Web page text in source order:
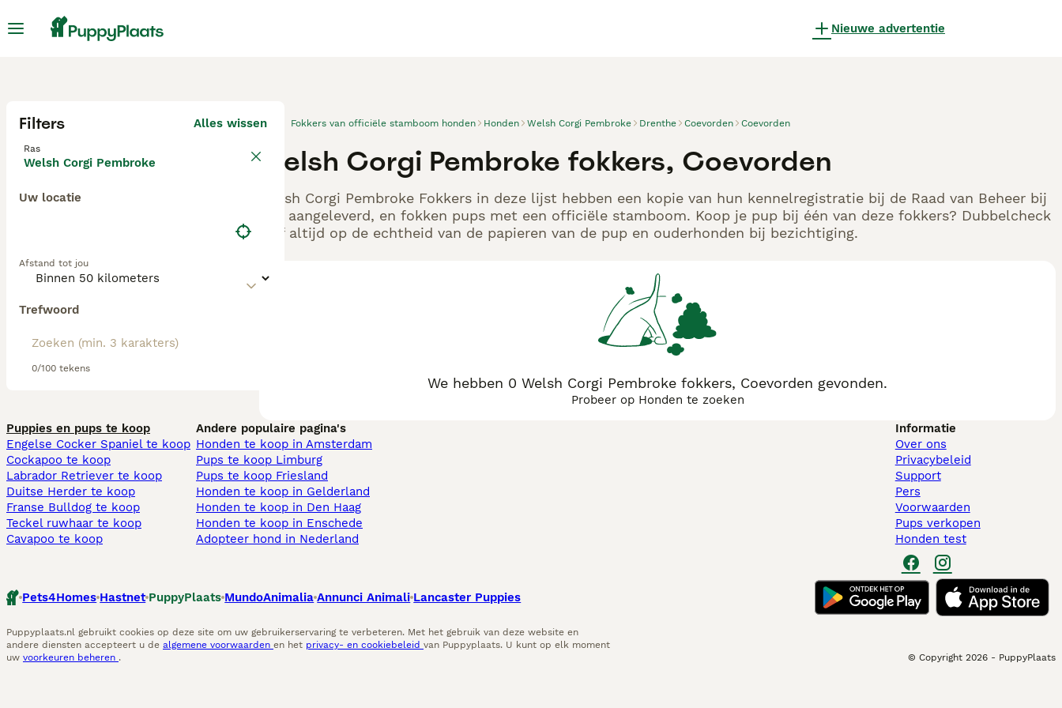
Nieuwe advertentie
Filters Alles wissen
Ras
Welsh Corgi Pembroke
Uw locatie
Afstand tot jou
Trefwoord
0/100 tekens
Fokkers van officiële stamboom honden Honden Welsh Corgi Pembroke Drenthe Coevorden Coevorden
Welsh Corgi Pembroke fokkers, Coevorden
Welsh Corgi Pembroke Fokkers in deze lijst hebben een kopie van hun kennelregistratie bij de Raad van Beheer bij
ons aangeleverd, en fokken pups met een officiële stamboom. Koop je pup bij één van deze fokkers? Dubbelcheck
zelf altijd op de echtheid van de papieren van de pup en ouderhonden bij bezichtiging.
We hebben 0 Welsh Corgi Pembroke fokkers, Coevorden gevonden.
Probeer op Honden te zoeken
Puppies en pups te koop
Engelse Cocker Spaniel te koop
Cockapoo te koop
Labrador Retriever te koop
Duitse Herder te koop
Franse Bulldog te koop
Teckel ruwhaar te koop
Cavapoo te koop
Andere populaire pagina's
Honden te koop in Amsterdam
Pups te koop Limburg​
Pups te koop Friesland​
Honden te koop in Gelderland
Honden te koop in Den Haag
Honden te koop in Enschede
Adopteer hond in Nederland
Informatie
Over ons
Privacybeleid
Support
Pers
Voorwaarden
Pups verkopen
Honden test
Pets4Homes Hastnet PuppyPlaats MundoAnimalia Annunci Animali Lancaster Puppies
Puppyplaats.nl gebruikt cookies op deze site om uw gebruikerservaring te verbeteren. Met het gebruik van deze website en
andere diensten accepteert u de algemene voorwaarden en het privacy- en cookiebeleid van Puppyplaats. U kunt op elk moment
uw voorkeuren beheren . © Copyright 2026 - PuppyPlaats